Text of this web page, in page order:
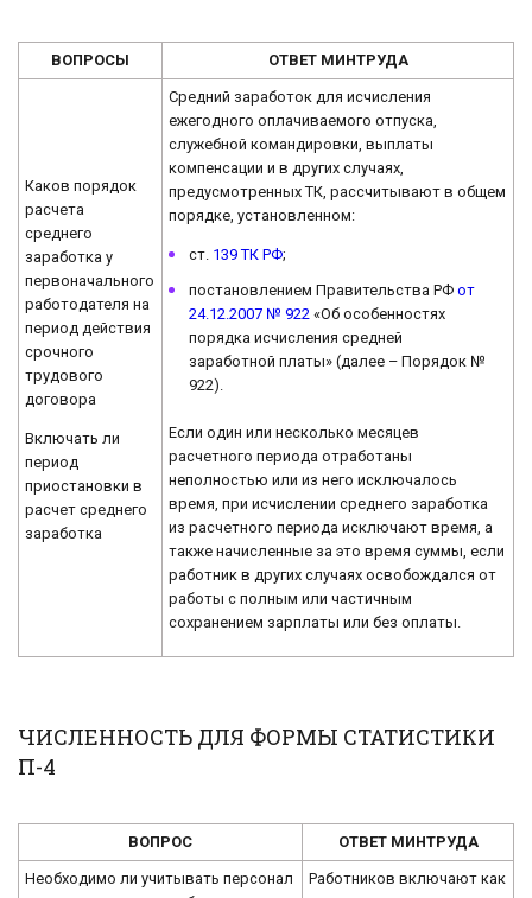
ВОПРОСЫ ОТВЕТ МИНТРУДА
Каков порядок
расчета
среднего
заработка у
первоначального
работодателя на
период действия
срочного
трудового
договора
Включать ли
период
приостановки в
расчет среднего
заработка
Средний заработок для исчисления
ежегодного оплачиваемого отпуска,
служебной командировки, выплаты
компенсации и в других случаях,
предусмотренных ТК, рассчитывают в общем
порядке, установленном:
ст. 139 ТК РФ;
постановлением Правительства РФот
24.12.2007 № 922 «Об особенностях
порядка исчисления средней
заработной платы» (далее – Порядок №
922).
Если один или несколько месяцев
расчетного периода отработаны
неполностью или из него исключалось
время, при исчислении среднего заработка
из расчетного периода исключают время, а
также начисленные за это время суммы, если
работник в других случаях освобождался от
работы с полным или частичным
сохранением зарплаты или без оплаты.
ЧИСЛЕННОСТЬ ДЛЯ ФОРМЫ СТАТИСТИКИ
П-4
ВОПРОС ОТВЕТ МИНТРУДА
Необходимо ли учитывать персонал
Работников включают как